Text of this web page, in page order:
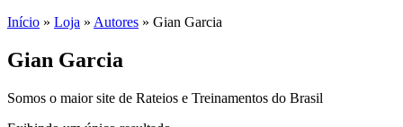
Início » Loja » Autores » Gian Garcia
Gian Garcia
Somos o maior site de Rateios e Treinamentos do Brasil